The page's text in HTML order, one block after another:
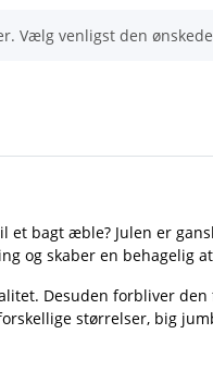
Vælg venligst den
bagt æble? Julen er
og skaber en behagelig
Desuden forbliver
størrelser, big